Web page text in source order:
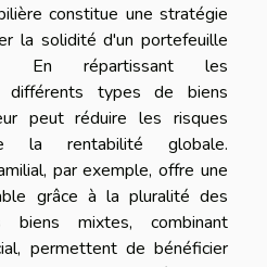
constitue une stratégie
la solidité d'un portefeuille
En répartissant les
différents types de biens
peut réduire les risques
la rentabilité globale.
par exemple, offre une
grâce à la pluralité des
biens mixtes, combinant
permettent de bénéficier